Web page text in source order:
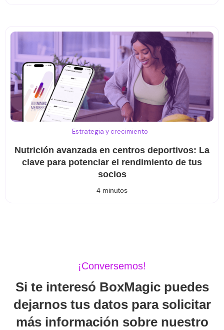
Estrategia y crecimiento
Nutrición avanzada en centros deportivos: La
clave para potenciar el rendimiento de tus
socios
4 minutos
¡Conversemos!
Si te interesó BoxMagic puedes
dejarnos tus datos para solicitar
más información sobre nuestro